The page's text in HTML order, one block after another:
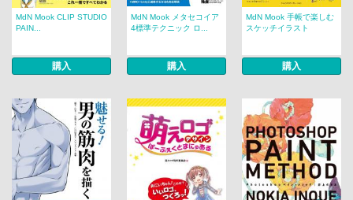
MdN Mook CLIP STUDIO
PAIN...
購入
MdN Mook メタセコイア
4標準テクニック ロ...
購入
MdN Mook 手帳で楽しむ
スケッチイラスト
購入